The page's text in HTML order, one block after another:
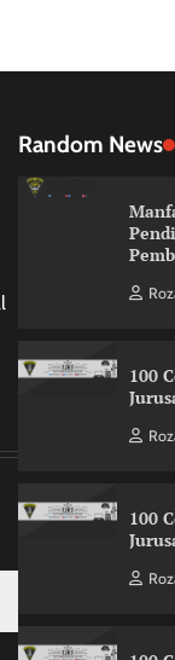
Random News
100
100